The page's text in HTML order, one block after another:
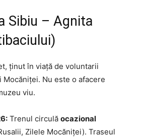
Sibiu – Agnita
ținut în viață de voluntarii
Nu este o afacere
viu.
Trenul circulă ocazional
Zilele Mocăniței). Traseul